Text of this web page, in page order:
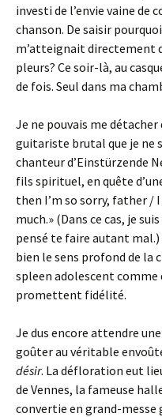
investi de l’envie vaine de
chanson. De saisir
m’atteignait directement
pleurs? Ce soir-là, au
de fois. Seul dans ma
Je ne pouvais me détacher
guitariste brutal que je ne
chanteur d’Einstürzende
fils spirituel, en quête
then I’m so sorry, father /
much.» (Dans ce cas, je
pensé te faire autant mal.)
bien le sens profond de la
spleen adolescent comme
promettent fidélité.
Je dus encore attendre
goûter au véritable
désir. La défloration eut
de Vennes, la fameuse
convertie en grand-messe